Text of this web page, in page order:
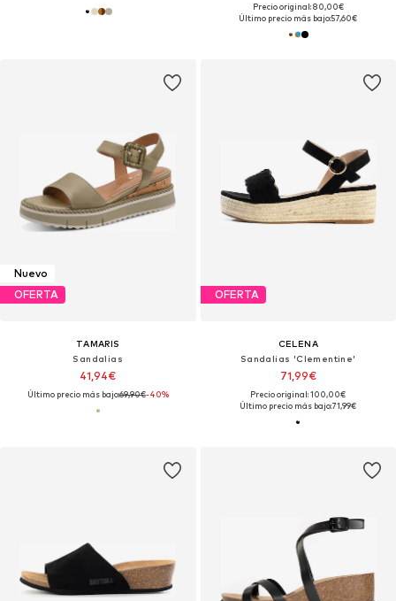
Precio original: 80,00€
Último precio más bajo:57,60€
Nuevo
OFERTA
TAMARIS
Sandalias
41,94€
Último precio más bajo:69,90€-40%
OFERTA
CELENA
Sandalias 'Clementine'
71,99€
Precio original: 100,00€
Último precio más bajo:71,99€